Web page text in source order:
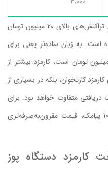
توجه داشته باشید کارمزد کارتخوان برای تراکنش‌های بالای 20 میلیون تومان
تعیین شده است. به زبان ساده‌تر یعنی برای
که مبلغ آن‌ها بیش از 20 میلیون تومان است، کارمزد بیشتر از
کارمزد کارتخوان، بلکه در بسیاری از
متفاوت خواهد بود. برای
با ماهانه 1000 پیامک، قیمت مقرون‌به‌صرفه‌تری
کارمزد دستگاه پوز